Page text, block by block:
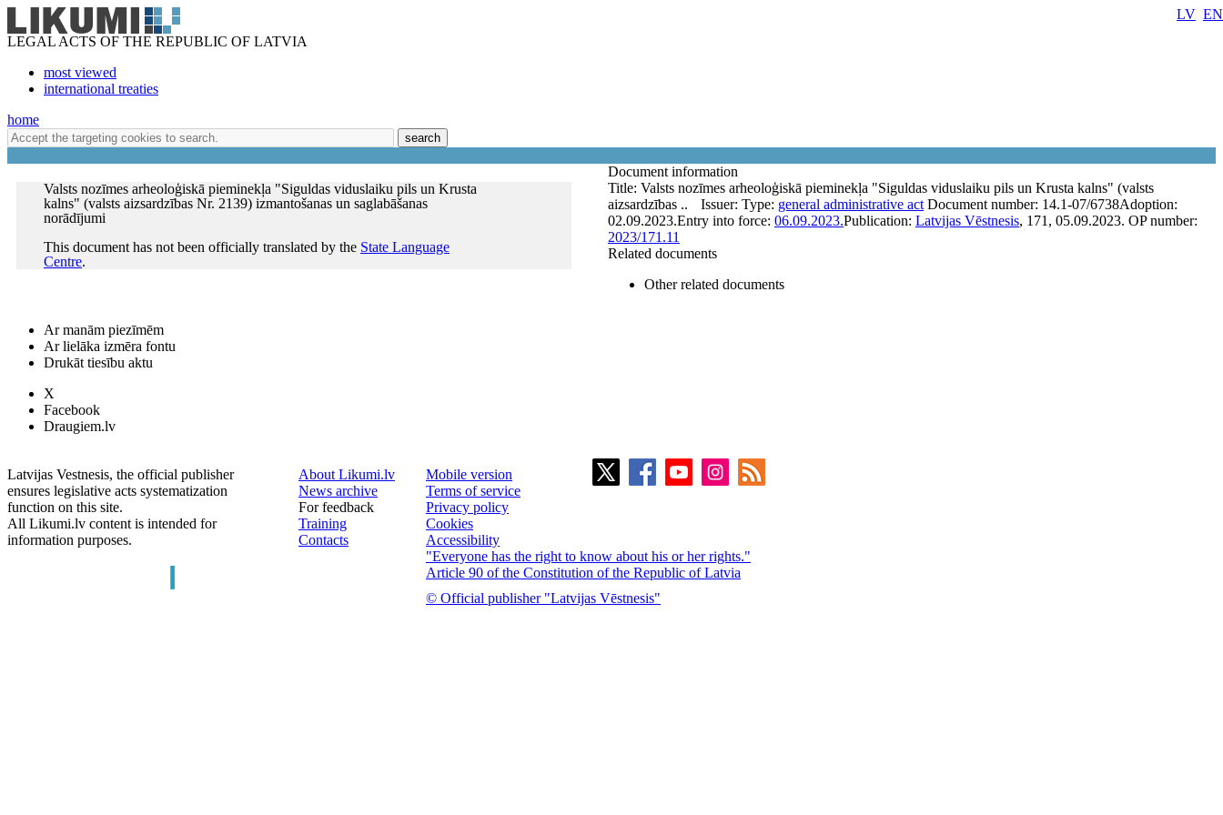
LEGAL ACTS OF THE REPUBLIC OF LATVIA
most viewed
international treaties
LV EN
home
search
Valsts nozīmes arheoloģiskā pieminekļa "Siguldas viduslaiku pils un Krusta
kalns" (valsts aizsardzības Nr. 2139) izmantošanas un saglabāšanas
norādījumi
This document has not been officially translated by the State Language
Centre.
Document information
Title: Valsts nozīmes arheoloģiskā pieminekļa "Siguldas viduslaiku pils un Krusta kalns" (valsts
aizsardzības ..
Issuer: Type: general administrative act Document number: 14.1-07/6738Adoption:
02.09.2023.Entry into force: 06.09.2023.Publication: Latvijas Vēstnesis, 171, 05.09.2023. OP number:
2023/171.11
Related documents
Other related documents
Ar manām piezīmēm
Ar lielāka izmēra fontu
Drukāt tiesību aktu
X
Facebook
Draugiem.lv
Latvijas Vestnesis, the official publisher
ensures legislative acts systematization
function on this site.
All Likumi.lv content is intended for
information purposes.
About Likumi.lv
News archive
For feedback
Training
Contacts
Mobile version
Terms of service
Privacy policy
Cookies
Accessibility
"Everyone has the right to know about his or her rights."
Article 90 of the Constitution of the Republic of Latvia
© Official publisher "Latvijas Vēstnesis"